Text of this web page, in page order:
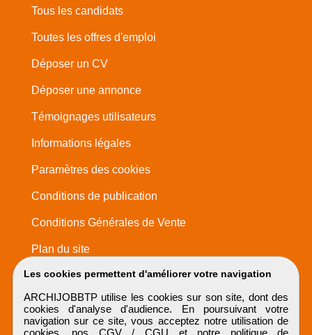
Les cookies permettent d'améliorer votre navigation
ARCHIJOBBTP utilise les cookies sur son site, dont des
cookies d'analyse d'audience. En poursuivant votre
navigation sur ce site, vous acceptez notre utilisation de
cookies, nos CGV / CGU et notre politique de
Tous les candidats
Toutes les offres d'emploi
Déposer un CV
Déposer une annonce
Témoignages utilisateurs
Informations légales
Paramètres des cookies
Conditions de publication
Conditions Générales de Vente
Plan du site